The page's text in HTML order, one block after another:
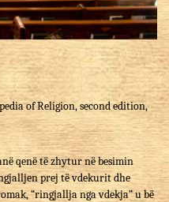
of Religion, second edition,
qenë të zhytur në besimin
prej të vdekurit dhe
“ringjallja nga vdekja” u bë